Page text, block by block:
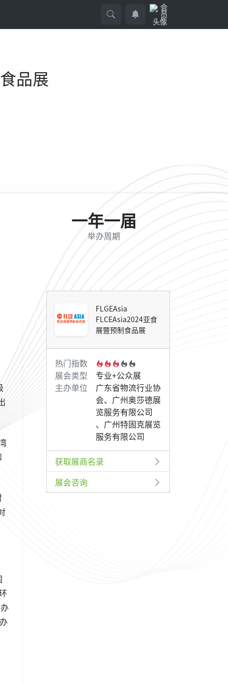
品展
一年一届
举办周期
FLGEAsia
FLCEAsia2024亚食
展暨预制食品展
热门指数
展会类型
专业+公众展
主办单位
广东省物流行业协
会、广州奥莎德展
览服务有限公司
、广州特固克展览
服务有限公司
获取展商名录
展会咨询